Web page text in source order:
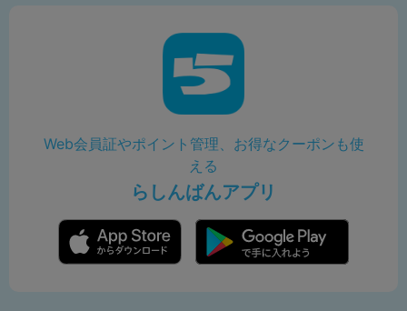
Web会員証やポイント管理、お得なクーポンも使
える
らしんばんアプリ